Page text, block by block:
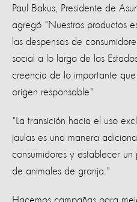
Paul Bakus, Presidente de
agregó "Nuestros productos
las despensas de
social a lo largo de los
creencia de lo importante
origen responsable"
"La transición hacia el uso
jaulas es una manera
consumidores y establecer
de animales de granja."